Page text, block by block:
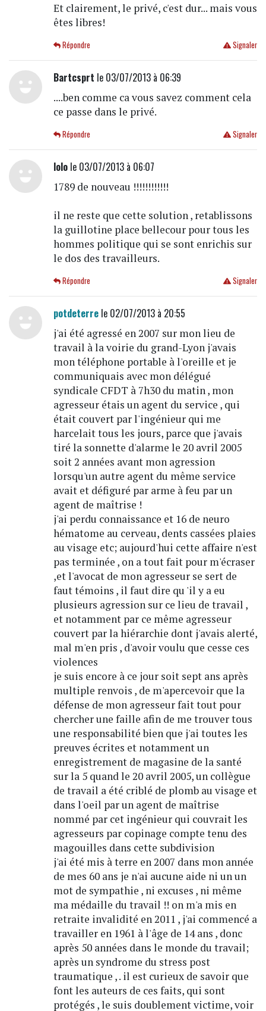
Et clairement, le privé, c'est dur... mais vous
êtes libres!
Signaler
Répondre
Bartcsprt le 03/07/2013 à 06:39
....ben comme ca vous savez comment cela
ce passe dans le privé.
Signaler
Répondre
lolole 03/07/2013 à 06:07
1789 de nouveau !!!!!!!!!!!!
il ne reste que cette solution , retablissons
la guillotine place bellecour pour tous les
hommes politique qui se sont enrichis sur
le dos des travailleurs.
Signaler
Répondre
potdeterrele 02/07/2013 à 20:55
j'ai été agressé en 2007 sur mon lieu de
travail à la voirie du grand-Lyon j'avais
mon téléphone portable à l'oreille et je
communiquais avec mon délégué
syndicale CFDT à 7h30 du matin , mon
agresseur étais un agent du service , qui
était couvert par l'ingénieur qui me
harcelait tous les jours, parce que j'avais
tiré la sonnette d'alarme le 20 avril 2005
soit 2 années avant mon agression
lorsqu'un autre agent du même service
avait et défiguré par arme à feu par un
agent de maîtrise !
j'ai perdu connaissance et 16 de neuro
hématome au cerveau, dents cassées plaies
au visage etc; aujourd'hui cette affaire n'est
pas terminée , on a tout fait pour m'écraser
,et l'avocat de mon agresseur se sert de
faut témoins , il faut dire qu 'il y a eu
plusieurs agression sur ce lieu de travail ,
et notamment par ce même agresseur
couvert par la hiérarchie dont j'avais alerté,
mal m'en pris , d'avoir voulu que cesse ces
violences
je suis encore à ce jour soit sept ans après
multiple renvois , de m'apercevoir que la
défense de mon agresseur fait tout pour
chercher une faille afin de me trouver tous
une responsabilité bien que j'ai toutes les
preuves écrites et notamment un
enregistrement de magasine de la santé
sur la 5 quand le 20 avril 2005, un collègue
de travail a été criblé de plomb au visage et
dans l'oeil par un agent de maîtrise
nommé par cet ingénieur qui couvrait les
agresseurs par copinage compte tenu des
magouilles dans cette subdivision
j'ai été mis à terre en 2007 dans mon année
de mes 60 ans je n'ai aucune aide ni un un
mot de sympathie , ni excuses , ni même
ma médaille du travail !! on m'a mis en
retraite invalidité en 2011 , j'ai commencé a
travailler en 1961 à l'âge de 14 ans , donc
après 50 années dans le monde du travail;
après un syndrome du stress post
traumatique , . il est curieux de savoir que
font les auteurs de ces faits, qui sont
protégés , le suis doublement victime, voir